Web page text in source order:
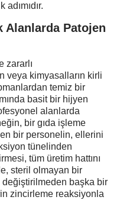
Alanlarda Patojen
zararlı
veya kimyasalların kirli
temiz bir
basit bir hijyen
alanlarda
bir gıda işleme
bir personelin, ellerini
tünelinden
tüm üretim hattını
steril olmayan bir
başka bir
zincirleme reaksiyonla